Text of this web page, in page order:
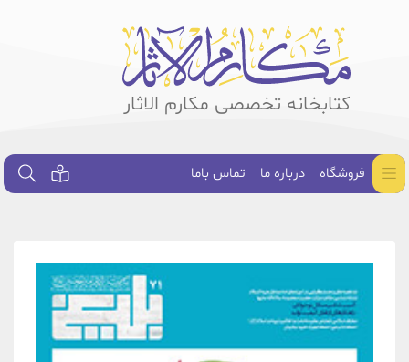
کتابخانه تخصصی مکارم الاثار
فروشگاه درباره ما تماس باما